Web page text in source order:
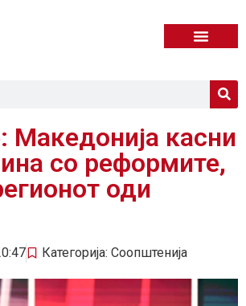
Македонија касни
со реформите,
оди
Категорија: Соопштенија